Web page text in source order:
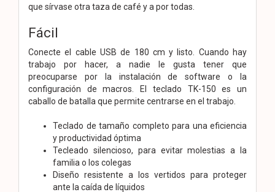
que sírvase otra taza de café y a por todas.
Fácil
Conecte el cable USB de 180 cm y listo. Cuando hay
trabajo por hacer, a nadie le gusta tener que
preocuparse por la instalación de software o la
configuración de macros. El teclado TK-150 es un
caballo de batalla que permite centrarse en el trabajo.
Teclado de tamaño completo para una eficiencia
y productividad óptima
Tecleado silencioso, para evitar molestias a la
familia o los colegas
Diseño resistente a los vertidos para proteger
ante la caída de líquidos